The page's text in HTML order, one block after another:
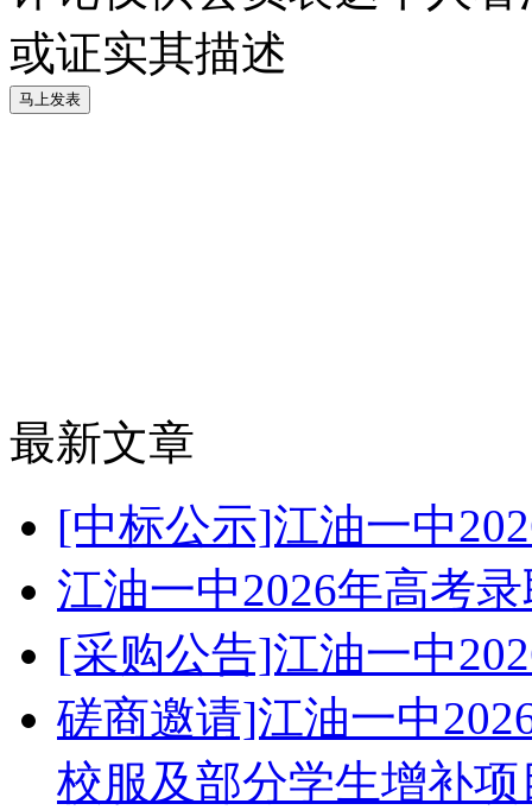
或证实其描述
最新文章
[中标公示]江油一中
江油一中2026年高考
[采购公告]江油一中
磋商邀请]江油一中
校服及部分学生增补项